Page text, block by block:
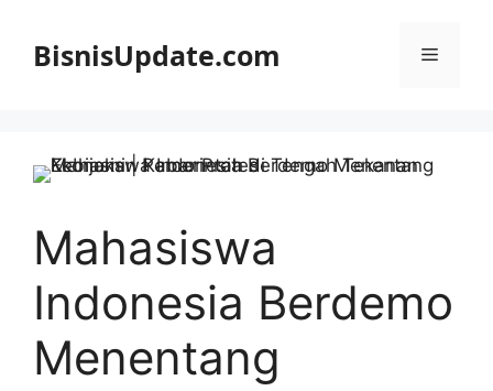
BisnisUpdate.com Menu
Mahasiswa
Indonesia Berdemo
Menentang